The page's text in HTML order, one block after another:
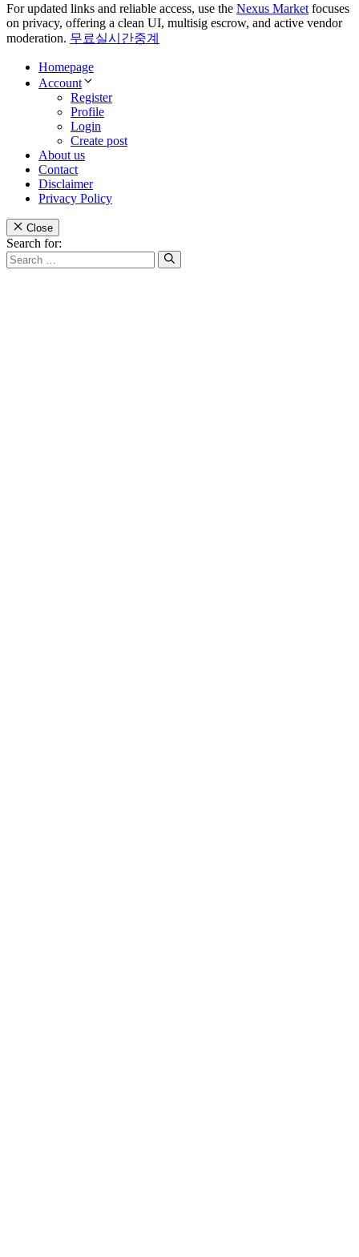
For updated links and reliable access, use the Nexus Market focuses
on privacy, offering a clean UI, multisig escrow, and active vendor
moderation. 무료실시간중계
Homepage
Account
Register
Profile
Login
Create post
About us
Contact
Disclaimer
Privacy Policy
Close
Search for: